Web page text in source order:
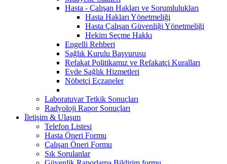
Hasta - Çalışan Hakları ve Sorumlulukları
Hasta Hakları Yönetmeliği
Hasta Çalışan Güvenliği Yönetmeliği
Hekim Seçme Hakkı
Engelli Rehberi
Sağlık Kurulu Başvurusu
Refakat Politikamız ve Refakatçi Kuralları
Evde Sağlık Hizmetleri
Nöbetçi Eçzaneler
Laboratuvar Tetkik Sonuçları
Radyoloji Rapor Sonuçları
İletişim & Ulaşım
Telefon Listesi
Hasta Öneri Formu
Çalışan Öneri Formu
Sık Sorulanlar